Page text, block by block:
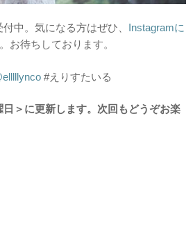
中。気になる方はぜひ、 Instagramに
お待ちしております。
#えりすたいる
＞に更新します。次回もどうぞお楽